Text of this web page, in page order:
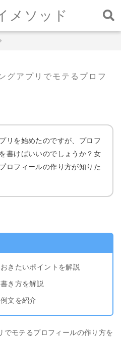
メソッド
グアプリでモテるプロフ
リを始めたのですが、プロフ
書けばいいのでしょうか？女
ロフィールの作り方が知りた
きたいポイントを解説
き方を解説
文を紹介
でモテるプロフィールの作り方を